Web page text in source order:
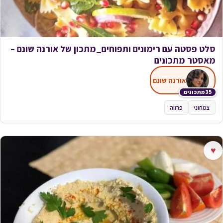
סלט פסטה עם רימונים ותפוחים_מתכון של אורנה שונם –
מאסטר מתכונים
35 מתכונים
אורנה שונם
צמחוני פרווה
♥